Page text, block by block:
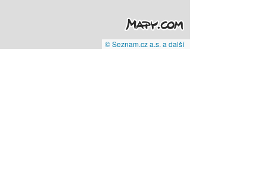
© Seznam.cz a.s. a další